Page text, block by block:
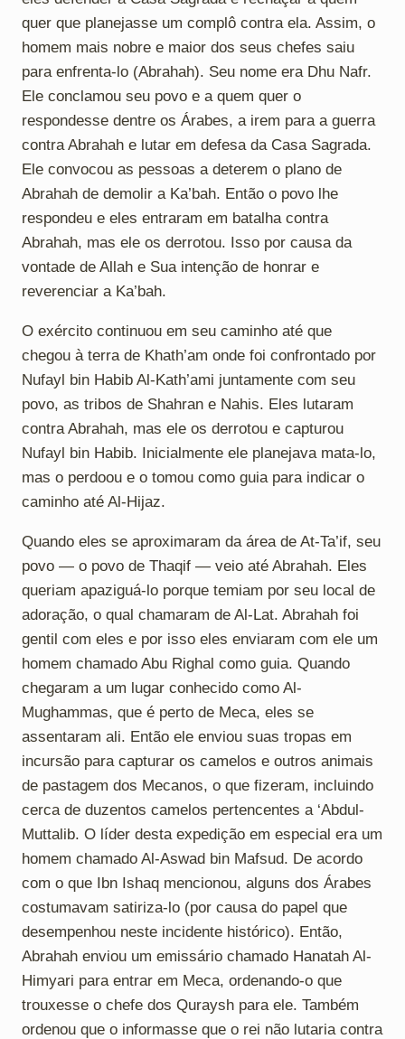
quer que planejasse um complô contra ela. Assim, o
homem mais nobre e maior dos seus chefes saiu
para enfrenta-lo (Abrahah). Seu nome era Dhu Nafr.
Ele conclamou seu povo e a quem quer o
respondesse dentre os Árabes, a irem para a guerra
contra Abrahah e lutar em defesa da Casa Sagrada.
Ele convocou as pessoas a deterem o plano de
Abrahah de demolir a Ka’bah. Então o povo lhe
respondeu e eles entraram em batalha contra
Abrahah, mas ele os derrotou. Isso por causa da
vontade de Allah e Sua intenção de honrar e
reverenciar a Ka’bah.
O exército continuou em seu caminho até que
chegou à terra de Khath’am onde foi confrontado por
Nufayl bin Habib Al-Kath’ami juntamente com seu
povo, as tribos de Shahran e Nahis. Eles lutaram
contra Abrahah, mas ele os derrotou e capturou
Nufayl bin Habib. Inicialmente ele planejava mata-lo,
mas o perdoou e o tomou como guia para indicar o
caminho até Al-Hijaz.
Quando eles se aproximaram da área de At-Ta’if, seu
povo — o povo de Thaqif — veio até Abrahah. Eles
queriam apaziguá-lo porque temiam por seu local de
adoração, o qual chamaram de Al-Lat. Abrahah foi
gentil com eles e por isso eles enviaram com ele um
homem chamado Abu Righal como guia. Quando
chegaram a um lugar conhecido como Al-
Mughammas, que é perto de Meca, eles se
assentaram ali. Então ele enviou suas tropas em
incursão para capturar os camelos e outros animais
de pastagem dos Mecanos, o que fizeram, incluindo
cerca de duzentos camelos pertencentes a ‘Abdul-
Muttalib. O líder desta expedição em especial era um
homem chamado Al-Aswad bin Mafsud. De acordo
com o que Ibn Ishaq mencionou, alguns dos Árabes
costumavam satiriza-lo (por causa do papel que
desempenhou neste incidente histórico). Então,
Abrahah enviou um emissário chamado Hanatah Al-
Himyari para entrar em Meca, ordenando-o que
trouxesse o chefe dos Quraysh para ele. Também
ordenou que o informasse que o rei não lutaria contra